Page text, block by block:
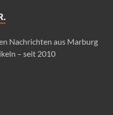
Nachrichten aus Marburg
– seit 2010